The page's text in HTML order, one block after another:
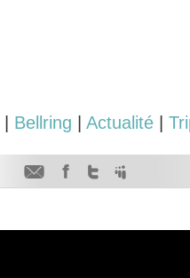
Bellring Actualité